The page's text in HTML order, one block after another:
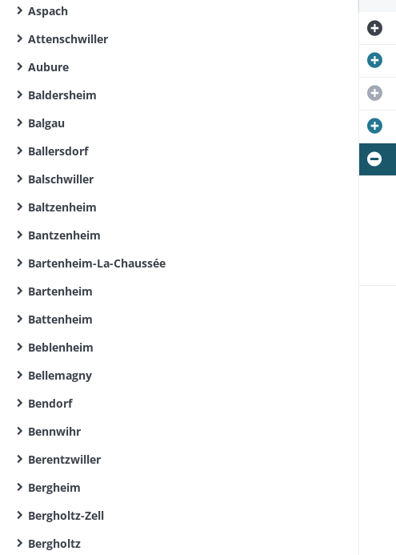
Aspach
Attenschwiller
Aubure
Baldersheim
Balgau
Ballersdorf
Balschwiller
Baltzenheim
Bantzenheim
Bartenheim-La-Chaussée
Bartenheim
Battenheim
Beblenheim
Bellemagny
Bendorf
Bennwihr
Berentzwiller
Bergheim
Bergholtz-Zell
Bergholtz